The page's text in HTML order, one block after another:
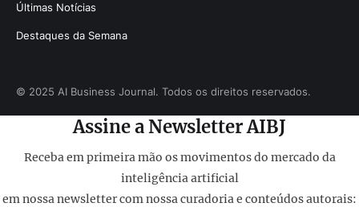
Últimas Notícias
Destaques da Semana
© 2025 AI Business Journal. Todos os direitos reservados.
Assine a Newsletter AIBJ
Receba em primeira mão os movimentos do mercado da
inteligência artificial
em nossa newsletter com nossa curadoria e conteúdos autorais: